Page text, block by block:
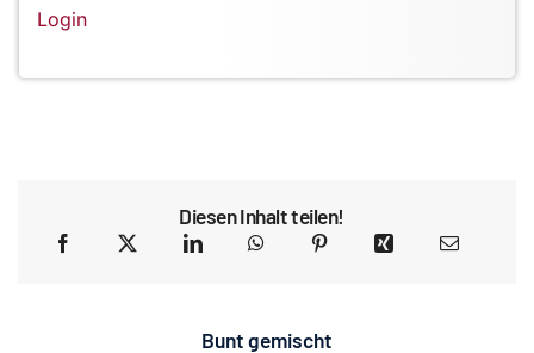
Login
Diesen Inhalt teilen!
Bunt gemischt